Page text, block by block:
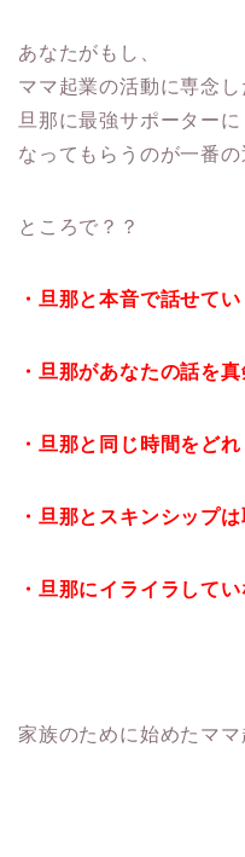
あなたがもし、
ママ起業の活動に専念し
旦那に最強サポーターに
なってもらうのが一番の
ところで？？
・旦那と本音で話せてい
・旦那があなたの話を
・旦那と同じ時間をど
・旦那とスキンシップ
・旦那にイライラして
家族のために始めたママ